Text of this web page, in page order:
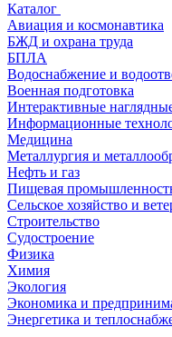
Каталог
Авиация и космонавтика
БЖД и охрана труда
БПЛА
Водоснабжение и
Военная подготовка
Интерактивные
Информационные
Медицина
Металлургия и
Нефть и газ
Пищевая
Сельское хозяйство и
Строительство
Судостроение
Физика
Химия
Экология
Экономика и
Энергетика и